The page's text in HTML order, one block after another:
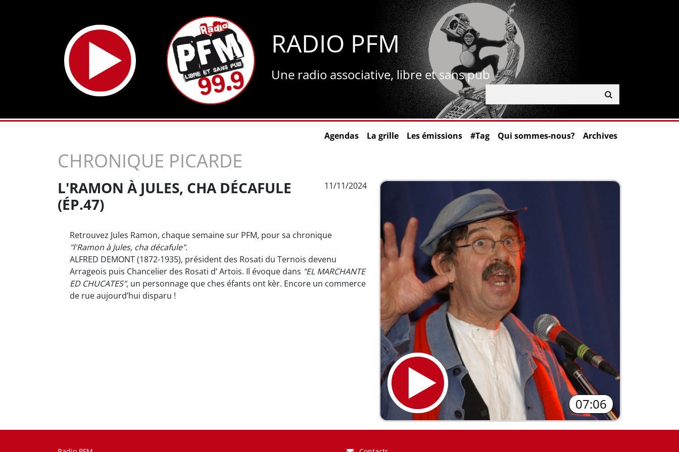
RADIO PFM
Une radio associative, libre et sans pub
Agendas La grille Les émissions #Tag Qui sommes-nous? Archives
CHRONIQUE PICARDE
L'RAMON À JULES, CHA DÉCAFULE
(ÉP.47)
11/11/2024
Retrouvez Jules Ramon, chaque semaine sur PFM, pour sa chronique
"l'Ramon à Jules, cha décafule".
ALFRED DEMONT (1872-1935), président des Rosati du Ternois devenu
Arrageois puis Chancelier des Rosati d’ Artois. Il évoque dans "EL MARCHANTE
ED CHUCATES", un personnage que ches éfants ont kèr. Encore un commerce
de rue aujourd’hui disparu !
07:06